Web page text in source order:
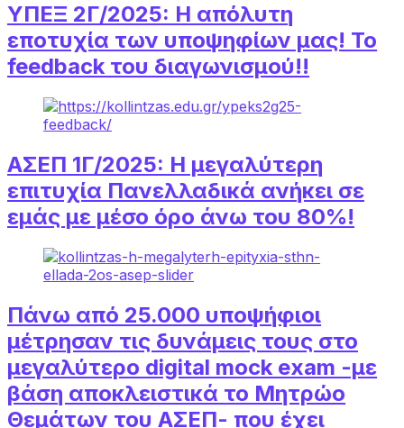
ΥΠΕΞ 2Γ/2025: Η απόλυτη
εποτυχία των υποψηφίων μας! Το
feedback του διαγωνισμού!!
ΑΣΕΠ 1Γ/2025: Η μεγαλύτερη
επιτυχία Πανελλαδικά ανήκει σε
εμάς με μέσο όρο άνω του 80%!
Πάνω από 25.000 υποψήφιοι
μέτρησαν τις δυνάμεις τους στο
μεγαλύτερο digital mock exam -με
βάση αποκλειστικά το Μητρώο
Θεμάτων του ΑΣΕΠ- που έχει